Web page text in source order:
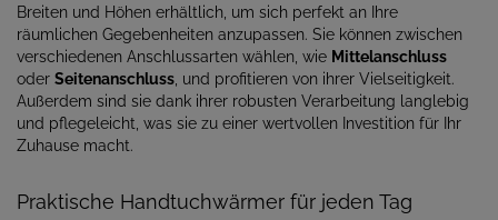
Breiten und Höhen erhältlich, um sich perfekt an Ihre
räumlichen Gegebenheiten anzupassen. Sie können zwischen
verschiedenen Anschlussarten wählen, wie Mittelanschluss
oder Seitenanschluss , und profitieren von ihrer Vielseitigkeit.
Außerdem sind sie dank ihrer robusten Verarbeitung langlebig
und pflegeleicht, was sie zu einer wertvollen Investition für Ihr
Zuhause macht.
Praktische Handtuchwärmer für jeden Tag